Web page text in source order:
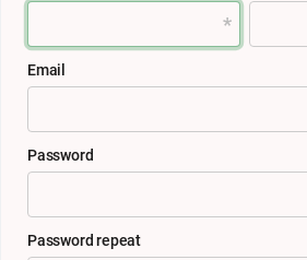
Email
Password
Password repeat